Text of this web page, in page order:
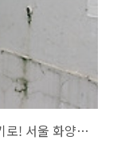
[맛집을 찾아라] 닭고기가 물릴 땐 오리고기로! 서울 화양동 건대입구 ‘오리식당’